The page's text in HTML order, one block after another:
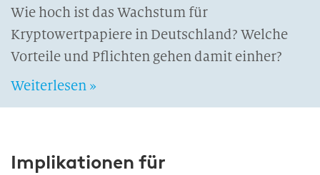
Wie hoch ist das Wachstum für
Kryptowertpapiere in Deutschland? Welche
Vorteile und Pflichten gehen damit einher?
Weiterlesen »
Implikationen für